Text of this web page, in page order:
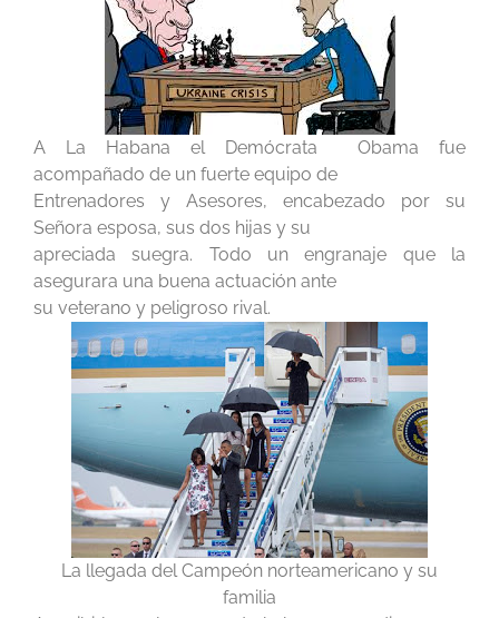
A La Habana el Demócrata Obama fue
acompañado de un fuerte equipo de
Entrenadores y Asesores, encabezado por su
Señora esposa, sus dos hijas y su
apreciada suegra. Todo un engranaje que la
asegurara una buena actuación ante
su veterano y peligroso rival.
La llegada del Campeón norteamericano y su
familia